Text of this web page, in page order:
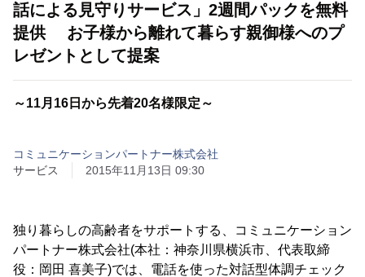
話による見守りサービス」2週間パックを無料
提供 お子様から離れて暮らす親御様へのプ
レゼントとして提案
～11月16日から先着20名様限定～
コミュニケーションパートナー株式会社
サービス
2015年11月13日 09:30
独り暮らしの高齢者をサポートする、コミュニケーション
パートナー株式会社(本社：神奈川県横浜市、代表取締
役：岡田 喜美子)では、電話を使った対話型体調チェック